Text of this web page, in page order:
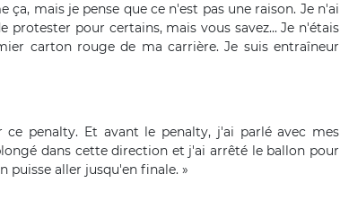
mais je pense que ce n'est pas une raison. Je n'ai
protester pour certains, mais vous savez... Je n'étais
carton rouge de ma carrière. Je suis entraîneur
penalty. Et avant le penalty, j'ai parlé avec mes
dans cette direction et j'ai arrêté le ballon pour
puisse aller jusqu'en finale. »